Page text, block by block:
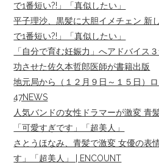
で1番短い?!」「真似したい」
平子理沙、黒髪に大胆イメチェン 新
で1番短い?!」「真似したい」
「自分で育む妊娠力」へアドバイス
功させた佐久本哲郎医師が書籍出版
地元局から（１２月９日～１５日）
47NEWS
人気バンドの女性ドラマーが激変 青
「可愛すぎです」「超美人」
さとうほなみ、青髪で激変 女優の表
す」「超美人」 | ENCOUNT